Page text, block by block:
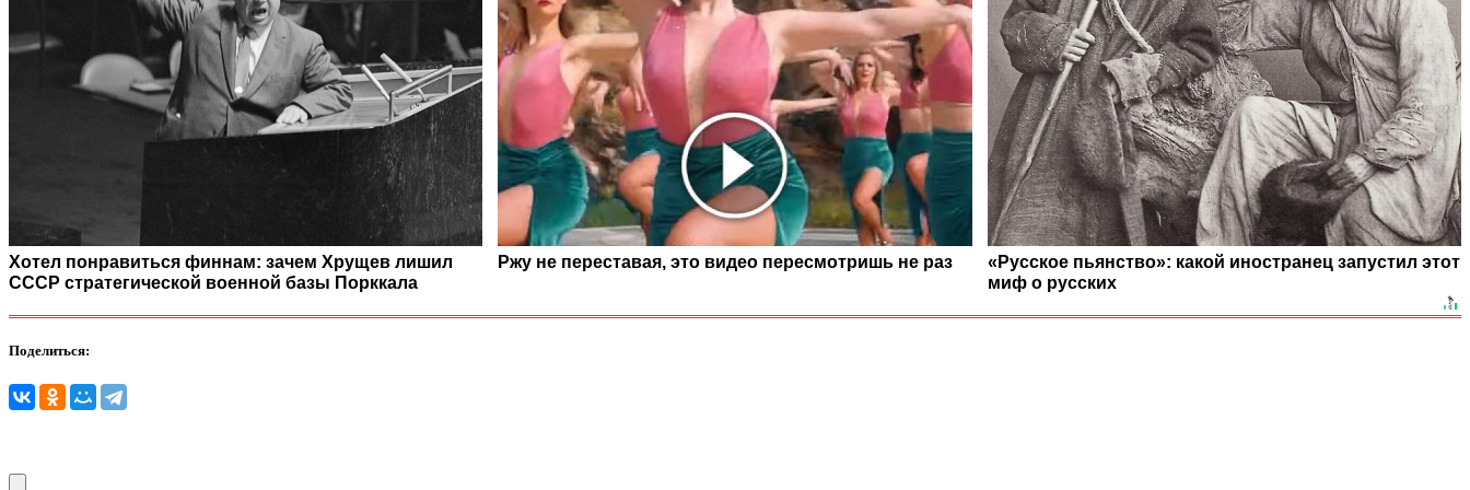
Хотел понравиться финнам: зачем Хрущев лишил
СССР стратегической военной базы Порккала
Ржу не переставая, это видео пересмотришь не раз
«Русское пьянство»: какой иностранец запустил этот
миф о русских
Поделиться: